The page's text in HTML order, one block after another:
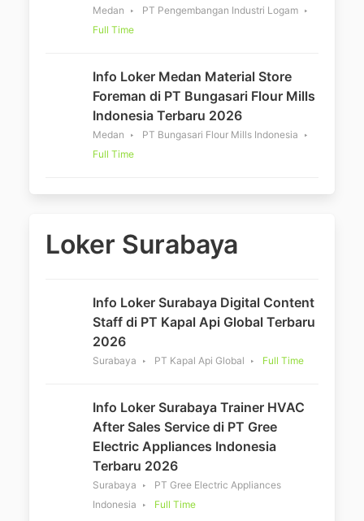
Medan
PT Pengembangan Industri Logam
Full Time
Info Loker Medan Material Store
Foreman di PT Bungasari Flour Mills
Indonesia Terbaru 2026
Medan
PT Bungasari Flour Mills Indonesia
Full Time
Loker Surabaya
Info Loker Surabaya Digital Content
Staff di PT Kapal Api Global Terbaru
2026
Surabaya PT Kapal Api Global Full Time
Info Loker Surabaya Trainer HVAC
After Sales Service di PT Gree
Electric Appliances Indonesia
Terbaru 2026
Surabaya
PT Gree Electric Appliances
Indonesia
Full Time